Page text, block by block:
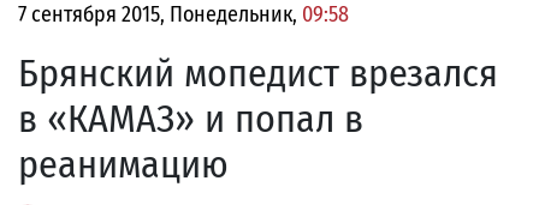
7 сентября 2015, Понедельник, 09:58
Брянский мопедист врезался
в «КАМАЗ» и попал в
реанимацию